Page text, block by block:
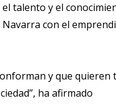
talento y el
con el
y que
ha afirmado